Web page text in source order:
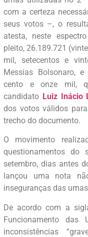
com a certeza
seus votos –, o
atesta, neste
pleito, 26.189.721
mil, setecentos e
Messias Bolsonaro,
cento e onze mil,
candidato Luiz Inácio
dos votos válidos
trecho do documento.
O movimento
questionamentos do
setembro, dias antes
lançou uma nota
inseguranças das
De acordo com a
Funcionamento das
inconsistências